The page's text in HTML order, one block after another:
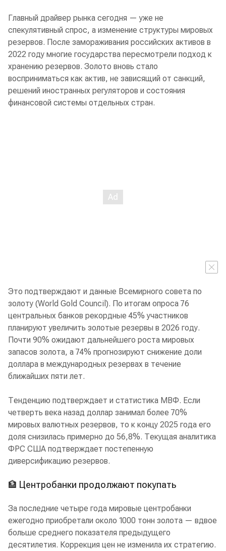
Главный драйвер рынка сегодня — уже не
спекулятивный спрос, а изменение структуры мировых
резервов. После замораживания российских активов в
2022 году многие государства пересмотрели подход к
хранению резервов. Золото вновь стало
восприниматься как актив, не зависящий от санкций,
решений иностранных регуляторов и состояния
финансовой системы отдельных стран.
Это подтверждают и данные Всемирного совета по
золоту (World Gold Council). По итогам опроса 76
центральных банков рекордные 45% участников
планируют увеличить золотые резервы в 2026 году.
Почти 90% ожидают дальнейшего роста мировых
запасов золота, а 74% прогнозируют снижение доли
доллара в международных резервах в течение
ближайших пяти лет.
Тенденцию подтверждает и статистика МВФ. Если
четверть века назад доллар занимал более 70%
мировых валютных резервов, то к концу 2025 года его
доля снизилась примерно до 56,8%. Текущая аналитика
ФРС США подтверждает постепенную
диверсификацию резервов.
🏦 Центробанки продолжают покупать
За последние четыре года мировые центробанки
ежегодно приобретали около 1000 тонн золота — вдвое
больше среднего показателя предыдущего
десятилетия. Коррекция цен не изменила их стратегию.